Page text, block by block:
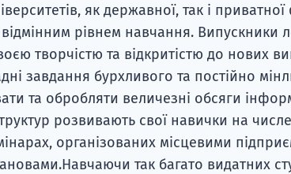
як державної, так і
рівнем навчання. Випускники
творчістю та відкритістю до нових
завдання бурхливого та постійно
та обробляти величезні обсяги
розвивають свої навички на
організованих місцевими
так багато видатних